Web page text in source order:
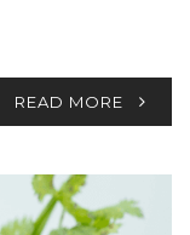
READ MORE